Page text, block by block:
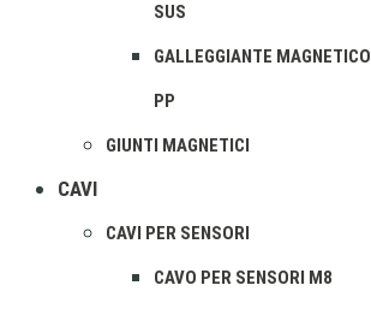
SUS
GALLEGGIANTE MAGNETICO
PP
GIUNTI MAGNETICI
CAVI
CAVI PER SENSORI
CAVO PER SENSORI M8